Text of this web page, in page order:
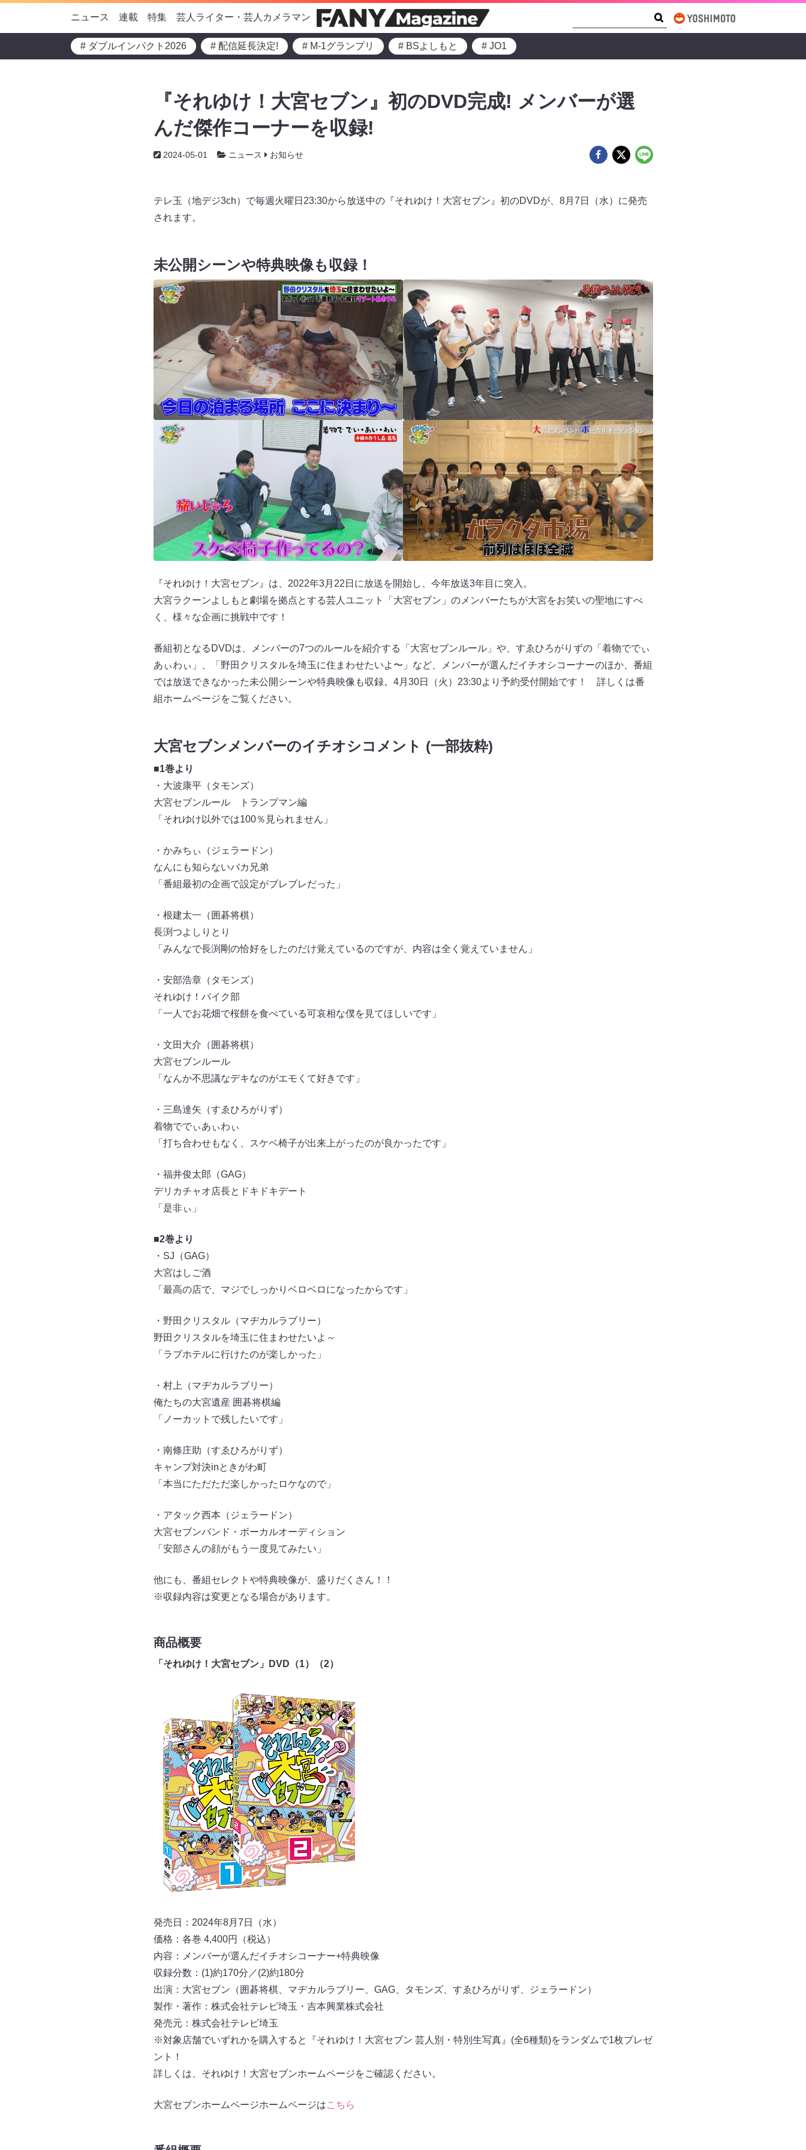
ニュース 連載 特集 芸人ライター・芸人カメラマン
# ダブルインパクト2026 # 配信延長決定! # M-1グランプリ # BSよしもと # JO1
『それゆけ！大宮セブン』初のDVD完成! メンバーが選
んだ傑作コーナーを収録!
2024-05-01 ニュース お知らせ
テレ玉（地デジ3ch）で毎週火曜日23:30から放送中の『それゆけ！大宮セブン』初のDVDが、8月7日（水）に発売
されます。
未公開シーンや特典映像も収録！
『それゆけ！大宮セブン』は、2022年3月22日に放送を開始し、今年放送3年目に突入。
大宮ラクーンよしもと劇場を拠点とする芸人ユニット「大宮セブン」のメンバーたちが大宮をお笑いの聖地にすべ
く、様々な企画に挑戦中です！
番組初となるDVDは、メンバーの7つのルールを紹介する「大宮セブンルール」や、すゑひろがりずの「着物ででぃ
あぃわぃ」、「野田クリスタルを埼玉に住まわせたいよ〜」など、メンバーが選んだイチオシコーナーのほか、番組
では放送できなかった未公開シーンや特典映像も収録。4月30日（火）23:30より予約受付開始です！ 詳しくは番
組ホームページをご覧ください。
大宮セブンメンバーのイチオシコメント (一部抜粋)
■1巻より
・大波康平（タモンズ）
大宮セブンルール トランプマン編
「それゆけ以外では100％見られません」
・かみちぃ（ジェラードン）
なんにも知らないバカ兄弟
「番組最初の企画で設定がブレブレだった」
・根建太一（囲碁将棋）
長渕つよしりとり
「みんなで長渕剛の恰好をしたのだけ覚えているのですが、内容は全く覚えていません」
・安部浩章（タモンズ）
それゆけ！バイク部
「一人でお花畑で桜餅を食べている可哀相な僕を見てほしいです」
・文田大介（囲碁将棋）
大宮セブンルール
「なんか不思議なデキなのがエモくて好きです」
・三島達矢（すゑひろがりず）
着物ででぃあぃわぃ
「打ち合わせもなく、スケベ椅子が出来上がったのが良かったです」
・福井俊太郎（GAG）
デリカチャオ店長とドキドキデート
「是非ぃ」
■2巻より
・SJ（GAG）
大宮はしご酒
「最高の店で、マジでしっかりベロベロになったからです」
・野田クリスタル（マヂカルラブリー）
野田クリスタルを埼玉に住まわせたいよ～
「ラブホテルに行けたのが楽しかった」
・村上（マヂカルラブリー）
俺たちの大宮遺産 囲碁将棋編
「ノーカットで残したいです」
・南條庄助（すゑひろがりず）
キャンプ対決inときがわ町
「本当にただただ楽しかったロケなので」
・アタック西本（ジェラードン）
大宮セブンバンド・ボーカルオーディション
「安部さんの顔がもう一度見てみたい」
他にも、番組セレクトや特典映像が、盛りだくさん！！
※収録内容は変更となる場合があります。
商品概要
「それゆけ！大宮セブン」DVD（1）（2）
発売日：2024年8月7日（水）
価格：各巻 4,400円（税込）
内容：メンバーが選んだイチオシコーナー+特典映像
収録分数：(1)約170分／(2)約180分
出演：大宮セブン（囲碁将棋、マヂカルラブリー、GAG、タモンズ、すゑひろがりず、ジェラードン）
製作・著作：株式会社テレビ埼玉・吉本興業株式会社
発売元：株式会社テレビ埼玉
※対象店舗でいずれかを購入すると『それゆけ！大宮セブン 芸人別・特別生写真』(全6種類)をランダムで1枚プレゼ
ント！
詳しくは、それゆけ！大宮セブンホームページをご確認ください。
大宮セブンホームページホームページはこちら